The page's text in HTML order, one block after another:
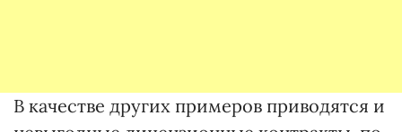
В качестве других примеров приводятся и